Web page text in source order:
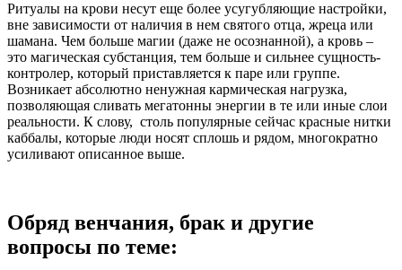
Ритуалы на крови несут еще более усугубляющие настройки,
вне зависимости от наличия в нем святого отца, жреца или
шамана. Чем больше магии (даже не осознанной), а кровь –
это магическая субстанция, тем больше и сильнее сущность-
контролер, который приставляется к паре или группе.
Возникает абсолютно ненужная кармическая нагрузка,
позволяющая сливать мегатонны энергии в те или иные слои
реальности. К слову, столь популярные сейчас красные нитки
каббалы, которые люди носят сплошь и рядом, многократно
усиливают описанное выше.
Обряд венчания, брак и другие
вопросы по теме: